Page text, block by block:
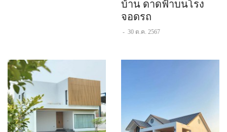
บ้าน ดาดฟ้าบนโรง
จอดรถ
- 30 ต.ค. 2567